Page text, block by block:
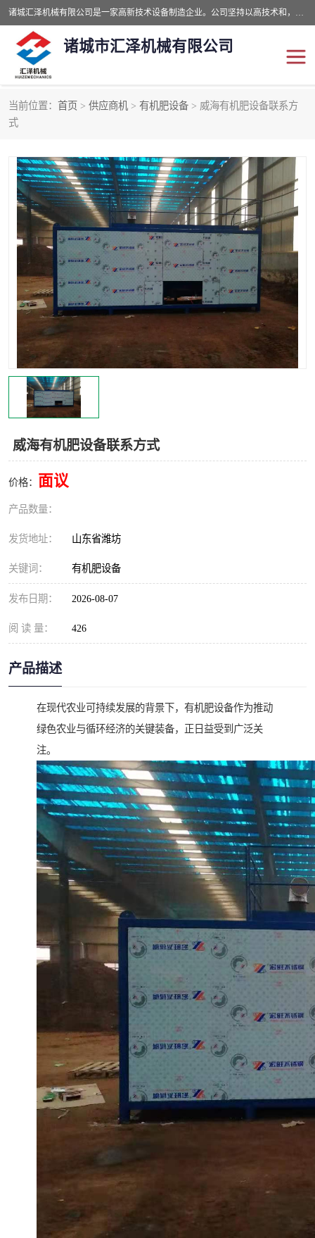
诸城汇泽机械有限公司是一家高新技术设备制造企业。公司坚持以高技术和，高服务于用户，以的环保机械制造设备赢的用户的信赖。现在主要生产死亡畜禽无害化处理和立式和卧式有机肥设备，搅拌机，烘干机，高温发酵机等。污水处理设备，固液分离机。气浮机，化制机等。公司秉承品质，用户至上，科技创新的经营理。
诸城市汇泽机械有限公司
当前位置： 首页 > 供应商机 > 有机肥设备 > 威海有机肥设备联系方
式
威海有机肥设备联系方式
价格： 面议
产品数量：
发货地址： 山东省潍坊
关键词： 有机肥设备
发布日期： 2026-08-07
阅 读 量： 426
产品描述
在现代农业可持续发展的背景下，有机肥设备作为推动
绿色农业与循环经济的关键装备，正日益受到广泛关
注。
鸡粪发酵机 有机肥设备
纳米膜好氧发酵堆肥机 粪污烘干酶体机
膜式堆肥机 纳米膜发酵
膜式发酵仓 分子膜堆肥仓
分子膜发酵堆肥设备